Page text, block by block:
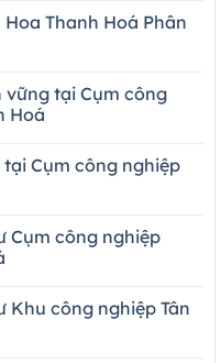
Thanh Hoá Phân
vững tại Cụm công
Hoá
Cụm công nghiệp
Cụm công nghiệp
Khu công nghiệp Tân